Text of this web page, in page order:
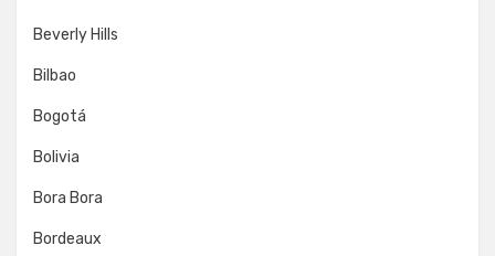
Beverly Hills
Bilbao
Bogotá
Bolivia
Bora Bora
Bordeaux